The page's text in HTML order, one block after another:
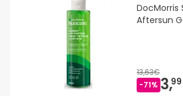
DocMorris
Aftersun
13,63€
-71% 3,